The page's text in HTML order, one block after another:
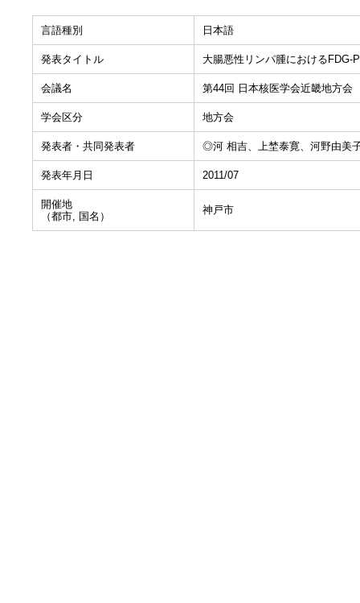
言語種別 日本語
発表タイトル 大腸悪性リンパ腫におけるFDG-
会議名 第44回 日本核医学会近畿地方会
学会区分 地方会
発表者・共同発表者 ◎河 相吉、上埜泰寛、河野由美
発表年月日 2011/07
開催地
（都市, 国名）
神戸市